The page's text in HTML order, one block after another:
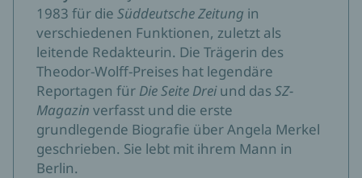
1983 für die Süddeutsche Zeitung in
verschiedenen Funktionen, zuletzt als
leitende Redakteurin. Die Trägerin des
Theodor-Wolff-Preises hat legendäre
Reportagen für Die Seite Dreiund dasSZ-
Magazin verfasst und die erste
grundlegende Biografie über Angela Merkel
geschrieben. Sie lebt mit ihrem Mann in
Berlin.